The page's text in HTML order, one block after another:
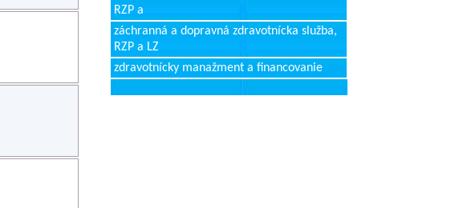
RZP a
záchranná a dopravná zdravotnícka služba,
RZP a LZ
zdravotnícky manažment a financovanie